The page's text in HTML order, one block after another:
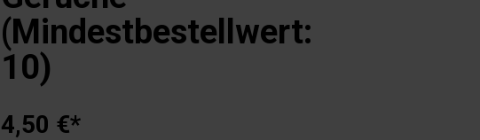
(Mindestbestellwert:
10)
4,50 €*